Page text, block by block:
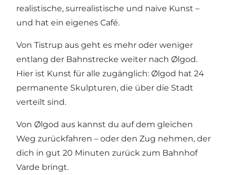
realistische, surrealistische und naive Kunst –
und hat ein eigenes Café.
Von Tistrup aus geht es mehr oder weniger
entlang der Bahnstrecke weiter nach Ølgod.
Hier ist Kunst für alle zugänglich: Ølgod hat 24
permanente Skulpturen, die über die Stadt
verteilt sind.
Von Ølgod aus kannst du auf dem gleichen
Weg zurückfahren – oder den Zug nehmen, der
dich in gut 20 Minuten zurück zum Bahnhof
Varde bringt.